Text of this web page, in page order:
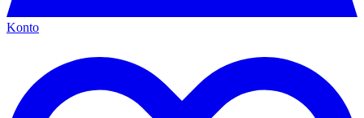
Konto